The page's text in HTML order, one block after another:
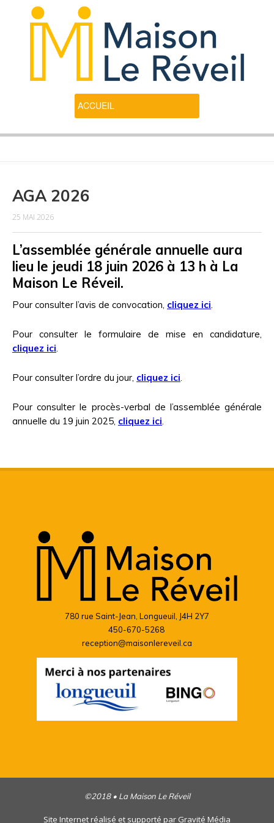
AGA 2026
25 MAI 2026
L’assemblée générale annuelle aura
lieu le jeudi 18 juin 2026 à 13 h à La
Maison Le Réveil.
Pour consulter l’avis de convocation, cliquez ici.
Pour consulter le formulaire de mise en candidature,
cliquez ici.
Pour consulter l’ordre du jour, cliquez ici.
Pour consulter le procès-verbal de l’assemblée générale
annuelle du 19 juin 2025, cliquez ici.
780 rue Saint-Jean, Longueuil, J4H 2Y7
450-670-5268
reception@maisonlereveil.ca
©2018 • La Maison Le Réveil
Site Internet réalisé et supporté par Gravité Média